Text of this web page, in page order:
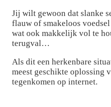
Jij wilt gewoon dat slanke
flauw of smakeloos
wat ook makkelijk vol te
terugval…
Als dit een herkenbare
meest geschikte oplossing
tegenkomen op internet.